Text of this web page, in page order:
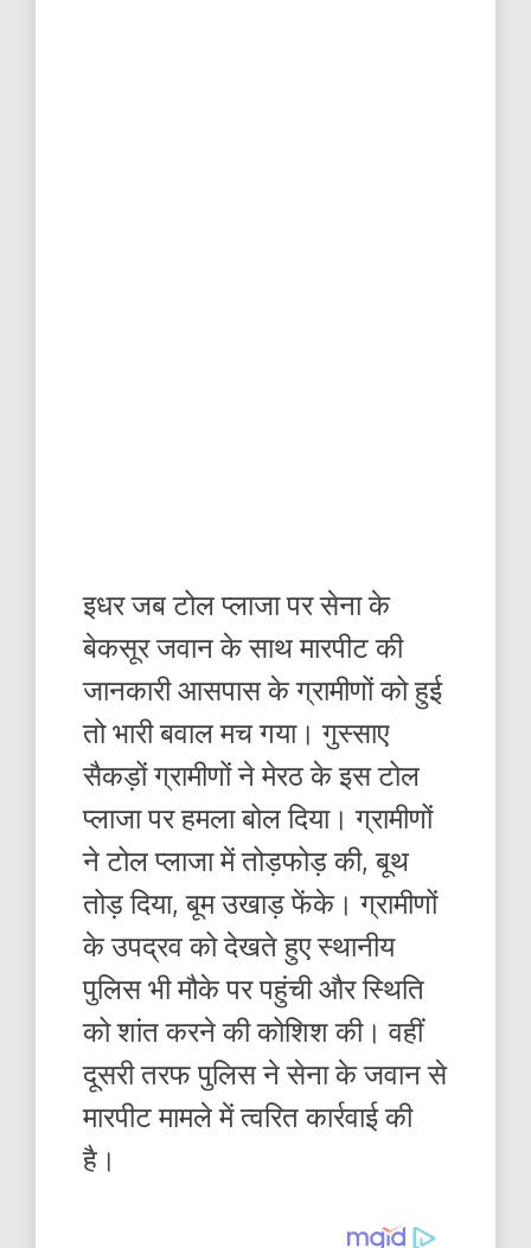
इधर जब टोल प्लाजा पर सेना के
बेकसूर जवान के साथ मारपीट की
जानकारी आसपास के ग्रामीणों को हुई
तो भारी बवाल मच गया। गुस्साए
सैकड़ों ग्रामीणों ने मेरठ के इस टोल
प्लाजा पर हमला बोल दिया। ग्रामीणों
ने टोल प्लाजा में तोड़फोड़ की, बूथ
तोड़ दिया, बूम उखाड़ फेंके। ग्रामीणों
के उपद्रव को देखते हुए स्थानीय
पुलिस भी मौके पर पहुंची और स्थिति
को शांत करने की कोशिश की। वहीं
दूसरी तरफ पुलिस ने सेना के जवान से
मारपीट मामले में त्वरित कार्रवाई की
है।